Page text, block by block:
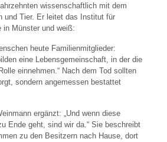
wissenschaftlich mit dem
und Tier. Er leitet das Institut für
in Münster und weiß:
heute Familienmitglieder:
eine Lebensgemeinschaft, in der die
einnehmen.“ Nach dem Tod sollten
sondern angemessen bestattet
ergänzt: „Und wenn diese
Ende geht, sind wir da.“ Sie beschreibt
zu den Besitzern nach Hause, dort